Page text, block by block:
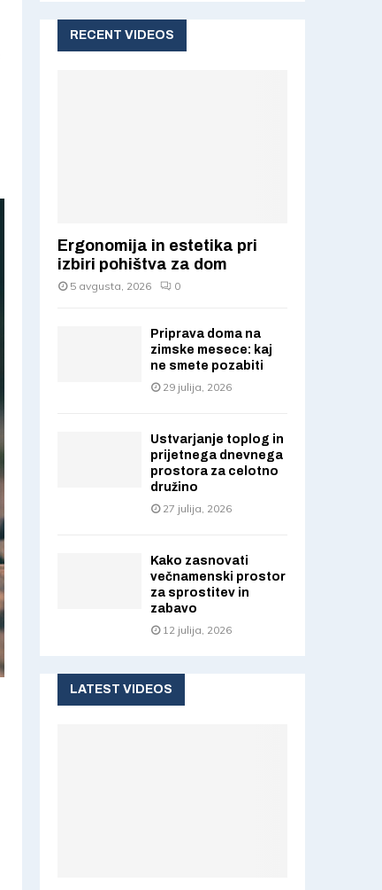
h
RECENT VIDEOS
Ergonomija in estetika pri
izbiri pohištva za dom
5 avgusta, 2026 0
Priprava doma na
zimske mesece: kaj
ne smete pozabiti
29 julija, 2026
Ustvarjanje toplog in
prijetnega dnevnega
prostora za celotno
družino
27 julija, 2026
Kako zasnovati
večnamenski prostor
za sprostitev in
zabavo
12 julija, 2026
LATEST VIDEOS